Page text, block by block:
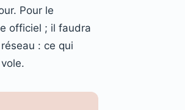
Pour le
officiel ; il faudra
: ce qui